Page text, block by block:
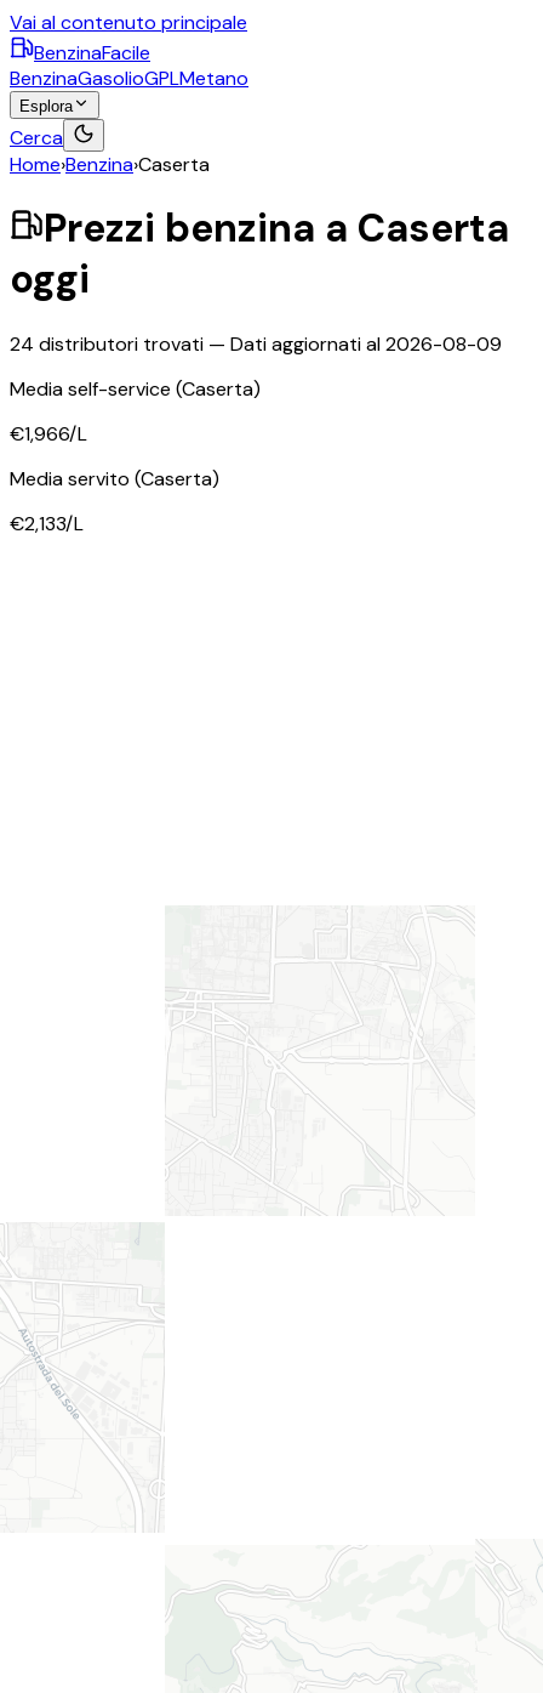
Vai al contenuto principale
BenzinaFacile
BenzinaGasolioGPLMetano
Esplora
Cerca
Home›Benzina›Caserta
Prezzi benzina a Caserta
oggi
24 distributori trovati — Dati aggiornati al2026-08-09
Media self-service (Caserta)
€1,966/L
Media servito (Caserta)
€2,133/L